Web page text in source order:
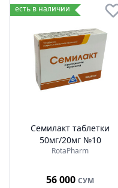
есть в наличии
Семилакт таблетки
50мг/20мг №10
RotaPharm
56 000 СУМ